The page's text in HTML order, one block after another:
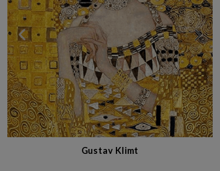
Gustav Klimt